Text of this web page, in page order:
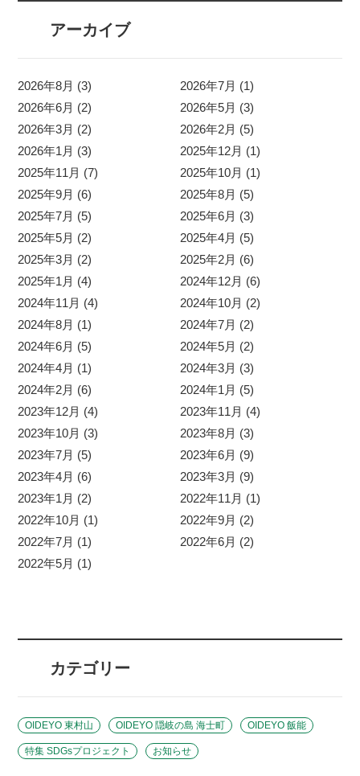
アーカイブ
2026年8月 (3)
2026年7月 (1)
2026年6月 (2)
2026年5月 (3)
2026年3月 (2)
2026年2月 (5)
2026年1月 (3)
2025年12月 (1)
2025年11月 (7)
2025年10月 (1)
2025年9月 (6)
2025年8月 (5)
2025年7月 (5)
2025年6月 (3)
2025年5月 (2)
2025年4月 (5)
2025年3月 (2)
2025年2月 (6)
2025年1月 (4)
2024年12月 (6)
2024年11月 (4)
2024年10月 (2)
2024年8月 (1)
2024年7月 (2)
2024年6月 (5)
2024年5月 (2)
2024年4月 (1)
2024年3月 (3)
2024年2月 (6)
2024年1月 (5)
2023年12月 (4)
2023年11月 (4)
2023年10月 (3)
2023年8月 (3)
2023年7月 (5)
2023年6月 (9)
2023年4月 (6)
2023年3月 (9)
2023年1月 (2)
2022年11月 (1)
2022年10月 (1)
2022年9月 (2)
2022年7月 (1)
2022年6月 (2)
2022年5月 (1)
カテゴリー
OIDEYO 東村山 OIDEYO 隠岐の島 海士町 OIDEYO 飯能
特集 SDGsプロジェクト お知らせ